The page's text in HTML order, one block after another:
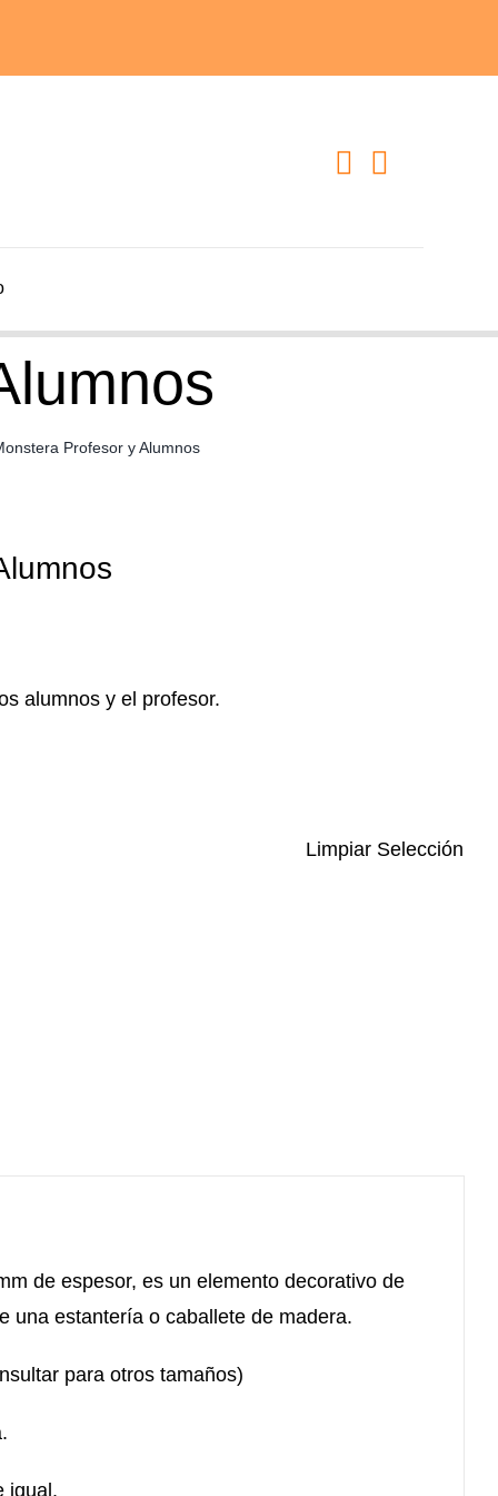
Profesor y Alumnos
alumnos y el profesor.
Limpiar Selección
de espesor, es un elemento decorativo de
una estantería o caballete de madera.
para otros tamaños)
igual.